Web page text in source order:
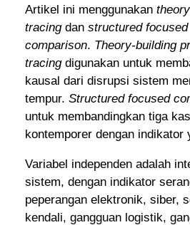
Artikel ini menggunakan
tracingdanstructured focused
comparison. Theory-building
tracingdigunakan untuk
kausal dari disrupsi sistem
tempur.Structured focused
untuk membandingkan tiga
kontemporer dengan indikator
Variabel independen adalah
sistem, dengan indikator
peperangan elektronik, siber,
kendali, gangguan logistik,